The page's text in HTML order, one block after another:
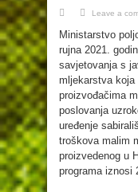
Leave a
Ministarstvo
rujna 2021.
savjetovanja s
mljekarstva koja
proizvođačima
poslovanja
uređenje
troškova malim
proizvedenog u
programa iznosi